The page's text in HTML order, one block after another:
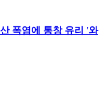
폭염에 통창 유리 '와